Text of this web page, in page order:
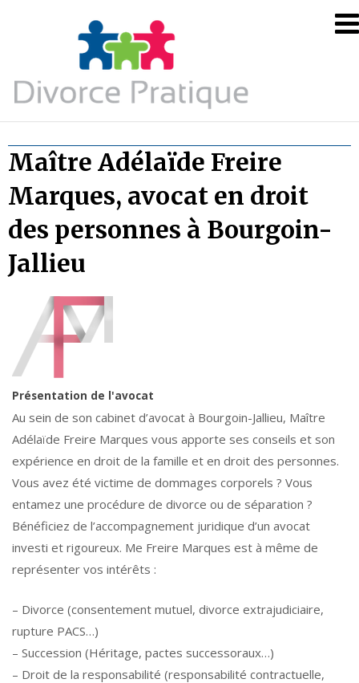
blog
des
utiles
sur
le
Maître Adélaïde Freire
Marques, avocat en droit
des personnes à Bourgoin-
Jallieu
Présentation de l'avocat
Au sein de son cabinet d’avocat à Bourgoin-Jallieu, Maître
Adélaïde Freire Marques vous apporte ses conseils et son
expérience en droit de la famille et en droit des personnes.
Vous avez été victime de dommages corporels ? Vous
entamez une procédure de divorce ou de séparation ?
Bénéficiez de l’accompagnement juridique d’un avocat
investi et rigoureux. Me Freire Marques est à même de
représenter vos intérêts :
– Divorce (consentement mutuel, divorce extrajudiciaire,
rupture PACS…)
– Succession (Héritage, pactes successoraux…)
– Droit de la responsabilité (responsabilité contractuelle,